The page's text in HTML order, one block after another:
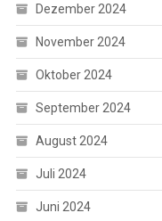
Dezember 2024
November 2024
Oktober 2024
September 2024
August 2024
Juli 2024
Juni 2024